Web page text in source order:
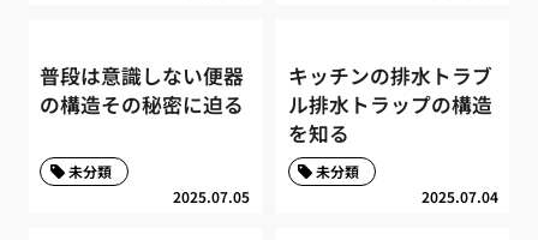
普段は意識しない便器
の構造その秘密に迫る
2025.07.05
未分類
キッチンの排水トラブ
ル排水トラップの構造
を知る
2025.07.04
未分類